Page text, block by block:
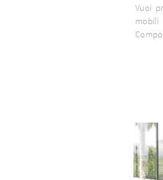
Vuoi
mobili